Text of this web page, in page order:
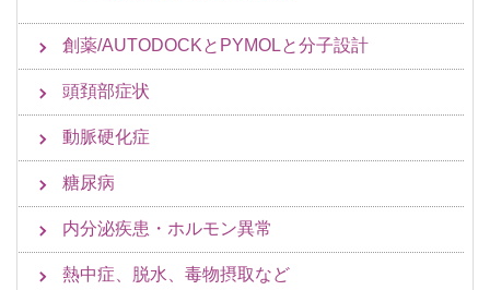
創薬/AUTODOCKとPYMOLと分子設計
頭頚部症状
動脈硬化症
糖尿病
内分泌疾患・ホルモン異常
熱中症、脱水、毒物摂取など